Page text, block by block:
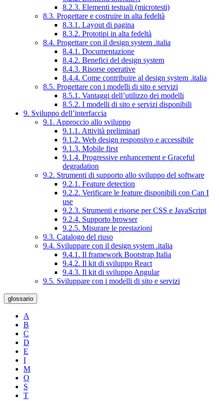
8.2.3. Elementi testuali (microtesti)
8.3. Progettare e costruire in alta fedeltà
8.3.1. Layout di pagina
8.3.2. Prototipi in alta fedeltà
8.4. Progettare con il design system .italia
8.4.1. Documentazione
8.4.2. Benefici del design system
8.4.3. Risorse operative
8.4.4. Come contribuire al design system .italia
8.5. Progettare con i modelli di sito e servizi
8.5.1. Vantaggi dell’utilizzo dei modelli
8.5.2. I modelli di sito e servizi disponibili
9. Sviluppo dell’interfaccia
9.1. Approccio allo sviluppo
9.1.1. Attività preliminari
9.1.2. Web design responsivo e accessibile
9.1.3. Mobile first
9.1.4. Progressive enhancement e Graceful
degradation
9.2. Strumenti di supporto allo sviluppo del software
9.2.1. Feature detection
9.2.2. Verificare le feature disponibili con Can I
use
9.2.3. Strumenti e risorse per CSS e JavaScript
9.2.4. Supporto browser
9.2.5. Misurare le prestazioni
9.3. Catalogo del riuso
9.4. Sviluppare con il design system .italia
9.4.1. Il framework Bootstrap Italia
9.4.2. Il kit di sviluppo React
9.4.3. Il kit di sviluppo Angular
9.5. Sviluppare con i modelli di sito e servizi
glossario
A
B
C
D
E
I
M
O
S
T